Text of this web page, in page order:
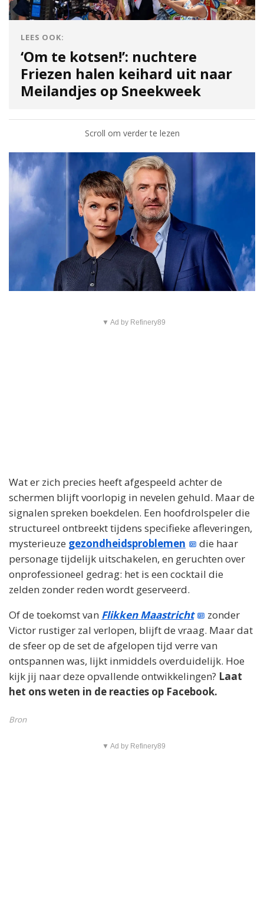
LEES OOK:
‘Om te kotsen!’: nuchtere
Friezen halen keihard uit naar
Meilandjes op Sneekweek
Scroll om verder te lezen
▼ Ad by Refinery89
Wat er zich precies heeft afgespeeld achter de
schermen blijft voorlopig in nevelen gehuld. Maar de
signalen spreken boekdelen. Een hoofdrolspeler die
structureel ontbreekt tijdens specifieke afleveringen,
mysterieuze gezondheidsproblemen
die haar
personage tijdelijk uitschakelen, en geruchten over
onprofessioneel gedrag: het is een cocktail die
zelden zonder reden wordt geserveerd.
Of de toekomst van Flikken Maastricht
zonder
Victor rustiger zal verlopen, blijft de vraag. Maar dat
de sfeer op de set de afgelopen tijd verre van
ontspannen was, lijkt inmiddels overduidelijk. Hoe
kijk jij naar deze opvallende ontwikkelingen? Laat
het ons weten in de reacties op Facebook.
Bron
▼ Ad by Refinery89